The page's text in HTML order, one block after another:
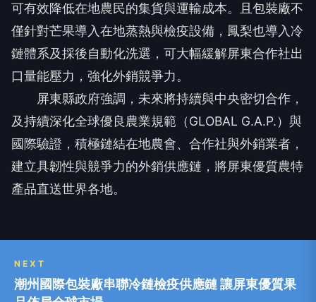
可有效降低在地農民的集貨與運輸成本。且包裝廠不
僅針對芒果導入在地蒸熱與檢疫設備，鳳梨也導入冷
鏈體系及採後自動化洗選，可大幅緩解屏東合作社出
口量能壓力，強化外銷競爭力。
屏東縣政府強調，未來將持續與中央密切合作，
及持續深化全球優良農業規範（GLOBAL G.A.P.）與
國際驗證，積極鏈結在地農會、合作社與外銷業者，
建立具韌性與競爭力的外銷供應鏈，將屏東優質農特
產品直送世界各地。
NEXT
潮州國際包裝廠串聯冷鏈檢疫供應鏈 讓屏東優質果